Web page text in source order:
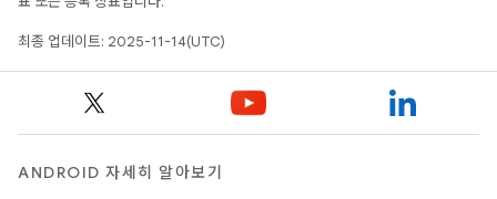
최종 업데이트: 2025-11-14(UTC)
ANDROID 자세히 알아보기